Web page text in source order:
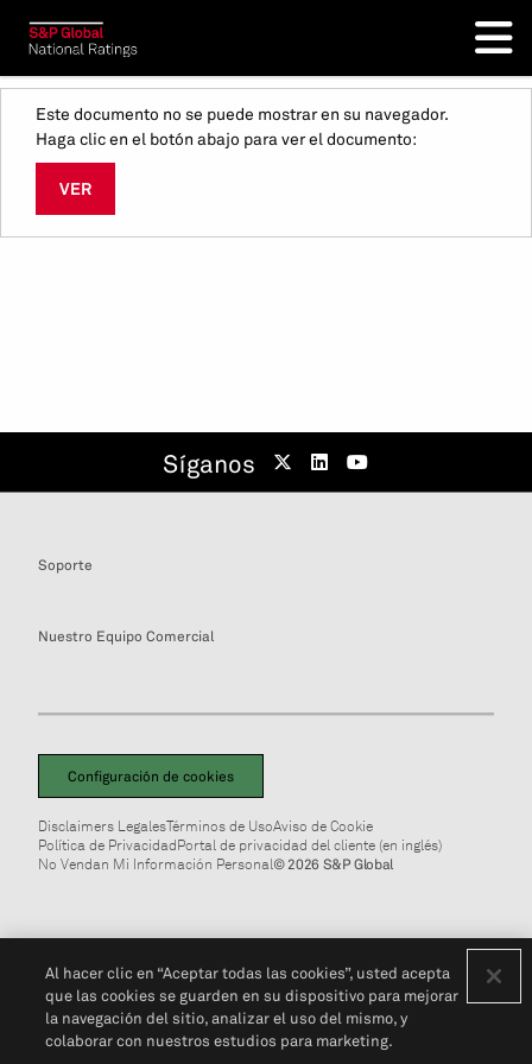
Este documento no se puede mostrar en su navegador.
Haga clic en el botón abajo para ver el documento:
VER
Síganos
Soporte
Nuestro Equipo Comercial
Configuración de cookies
Disclaimers LegalesTérminos de UsoAviso de Cookie
Política de PrivacidadPortal de privacidad del cliente (en inglés)
No Vendan Mi Información Personal© 2026 S&P Global
Al hacer clic en “Aceptar todas las cookies”, usted acepta
que las cookies se guarden en su dispositivo para mejorar
la navegación del sitio, analizar el uso del mismo, y
colaborar con nuestros estudios para marketing.